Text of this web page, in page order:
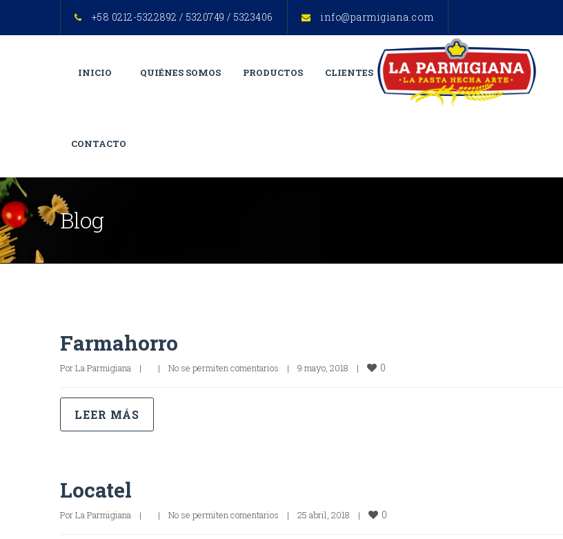
+58 0212-5322892 / 5320749 / 5323406 info@parmigiana.com
INICIO QUIÉNES SOMOS PRODUCTOS CLIENTES
CONTACTO
Blog
Farmahorro
Por La Parmigiana | | No se permiten comentarios | 9 mayo, 2018 | 0
LEER MÁS
Locatel
Por La Parmigiana | | No se permiten comentarios | 25 abril, 2018 | 0